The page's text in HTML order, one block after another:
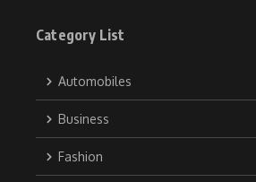
Category List
Automobiles
Business
Fashion